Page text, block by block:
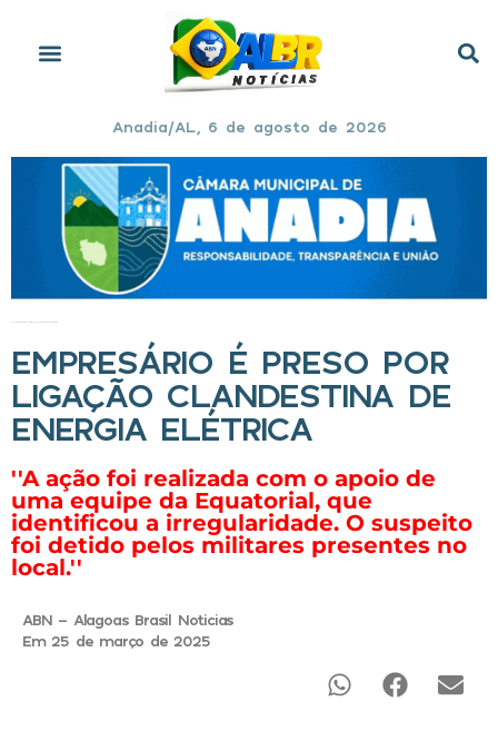
Anadia/AL, 6 de agosto de 2026
EMPRESÁRIO É PRESO POR
LIGAÇÃO CLANDESTINA DE
ENERGIA ELÉTRICA
''A ação foi realizada com o apoio de
uma equipe da Equatorial, que
identificou a irregularidade. O suspeito
foi detido pelos militares presentes no
local.''
ABN - Alagoas Brasil Noticias
Em 25 de março de 2025